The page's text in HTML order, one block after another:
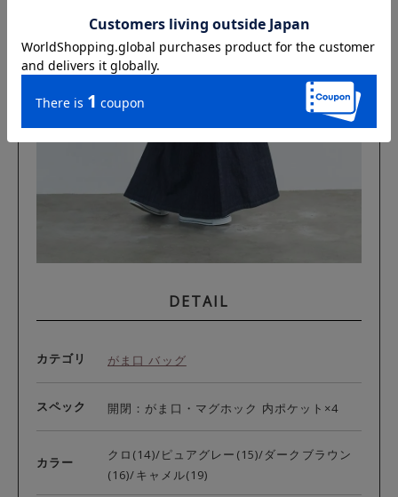
DETAIL
カテゴリ がま口 バッグ
スペック 開閉：がま口・マグホック 内ポケット×4
カラー
クロ(14)/ピュアグレー(15)/ダークブラウン
(16)/キャメル(19)